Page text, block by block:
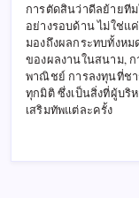
การตัดสินว่าดีลย้ายที
อย่างรอบด้าน ไม่ใช่แ
มองถึงผลกระทบทั้งห
ของผลงานในสนาม, ก
พาณิชย์ การลงทุนที่ช
ทุกมิติ ซึ่งเป็นสิ่งที่ผู้บริ
เสริมทัพแต่ละครั้ง